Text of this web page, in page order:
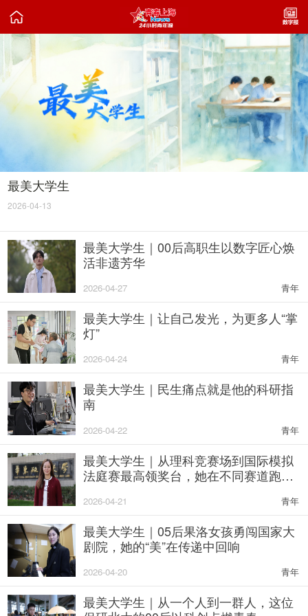

最美大学生
2026-04-13
最美大学生｜00后高职生以数字匠心焕
活非遗芳华
2026-04-27 青年
​最美大学生｜让自己发光，为更多人“掌
灯”
2026-04-24 青年
最美大学生｜民生痛点就是他的科研指
南
2026-04-22 青年
最美大学生｜从理科竞赛场到国际模拟
法庭赛最高领奖台，她在不同赛道跑出
2026-04-21 青年
最美大学生｜05后果洛女孩勇闯国家大
剧院，她的“美”在传递中回响
2026-04-20 青年
最美大学生｜从一个人到一群人，这位